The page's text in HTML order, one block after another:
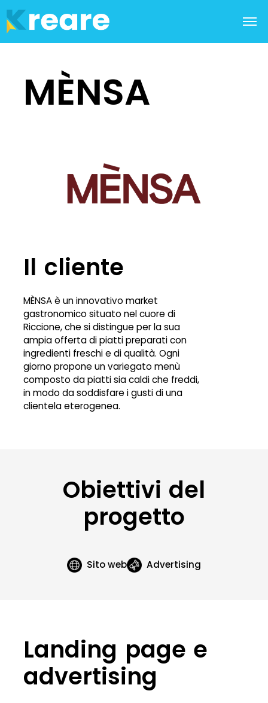
MÈNSA
Il cliente
MÈNSA è un innovativo market
gastronomico situato nel cuore di
Riccione, che si distingue per la sua
ampia offerta di piatti preparati con
ingredienti freschi e di qualità. Ogni
giorno propone un variegato menù
composto da piatti sia caldi che freddi,
in modo da soddisfare i gusti di una
clientela eterogenea.
Obiettivi del
progetto
Sito web Advertising
Landing page e
advertising